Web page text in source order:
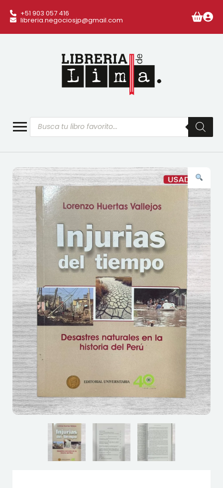
+51 903 057 416
libreria.negociosjp@gmail.com
Búsqueda
de
productos